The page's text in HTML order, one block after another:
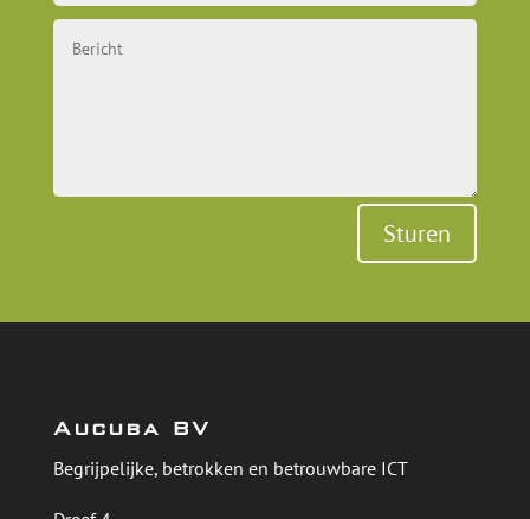
Sturen
Aucuba BV
Begrijpelijke, betrokken en betrouwbare ICT